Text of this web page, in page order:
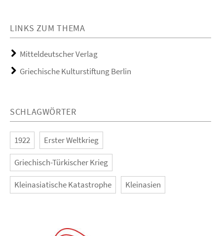
LINKS ZUM THEMA
Mitteldeutscher Verlag
Griechische Kulturstiftung Berlin
SCHLAGWÖRTER
1922 Erster Weltkrieg
Griechisch-Türkischer Krieg
Kleinasiatische Katastrophe Kleinasien